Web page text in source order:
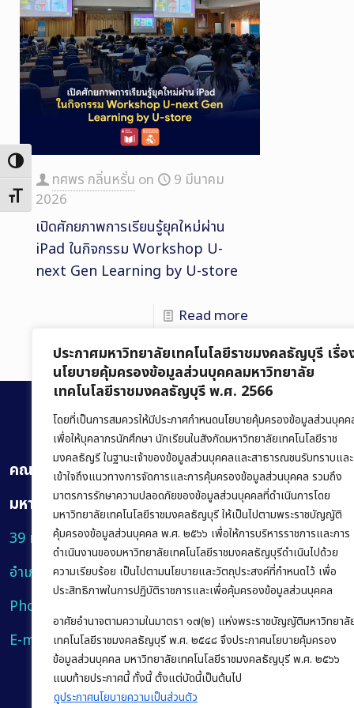
ประกาศมหาวิทยาลัยเทคโนโลยีราชมงคลธัญบุรี เรื่อ
นโยบายคุ้มครองข้อมูลส่วนบุคคลมหาวิทยาลัย
เทคโนโลยีราชมงคลธัญบุรี พ.ศ. 2566
โดยที่เป็นการสมควรให้มีประกาศกำหนดนโยบายคุ้มครองข้อมูลส่วนบุคค
เพื่อให้บุคลากรนักศึกษา นักเรียนในสังกัดมหาวิทยาลัยเทคโนโลยีราช
มงคลธัญรี ในฐานะเจ้าของข้อมูลส่วนบุคคลและสาธารณชนรับทราบและ
เข้าใจถึงแนวทางการจัดการและการคุ้มครองข้อมูลส่วนบุคคล รวมถึง
มาตรการรักษาความปลอดภัยของข้อมูลส่วนบุคคลที่ดำเนินการโดย
มหาวิทยาลัยเทคโนโลยีราชมงคลธัญบุรี ให้เป็นไปตามพระราชบัญญัติ
คุ้มครองข้อมูลส่วนบุคคล พ.ศ. ๒๕๖๖ เพื่อให้การบริหารราชการและการ
ดำเนินงานของมหาวิทยาลัยเทคโนโลยีราชมงคลธัญบุรีดำเนินไปด้วย
ความเรียบร้อย เป็นไปตามนโยบายและวัตถุประสงค์ที่กำหนดไว้ เพื่อ
ประสิทธิภาพในการปฏิบัติราชการและเพื่อคุ้มครองข้อมูลส่วนบุคคล
อาศัยอำนาจตามความในมาตรา ๑๗(๒) แห่งพระราชบัญญัติมหาวิทยาลั
เทคโนโลยีราชมงคลธัญบุรี พ.ศ. ๒๕๔๘ จึงประกาศนโยบายคุ้มครอง
ข้อมูลส่วนบุคคล มหาวิทยาลัยเทคโนโลยีราชมงคลธัญบุรี พ.ศ. ๒๕๖๖
แนบท้ายประกาศนี้ ทั้งนี้ ตั้งแต่บัดนี้เป็นต้นไป
ดูประกาศนโยบายความเป็นส่วนตัว
Toggle High Contrast
Toggle Font size
ทศพร กลิ่นหรั่น on
9 มีนาคม
2026
เปิดศักยภาพการเรียนรู้ยุคใหม่ผ่าน
iPad ในกิจกรรม Workshop U-
next Gen Learning by U-store
Read more
คณะบริหารธุรกิจ
มหาวิทยาลัยเทคโนโลยีราชมงคลธัญบุรี
39 หมู่ 1 ถนนรังสิต-นครนายก ตำบลคลองหก
อำเภอคลองหลวง จังหวัดปทุมธานี 12120
Phone:
E-mail:bus@rmutt.ac.th